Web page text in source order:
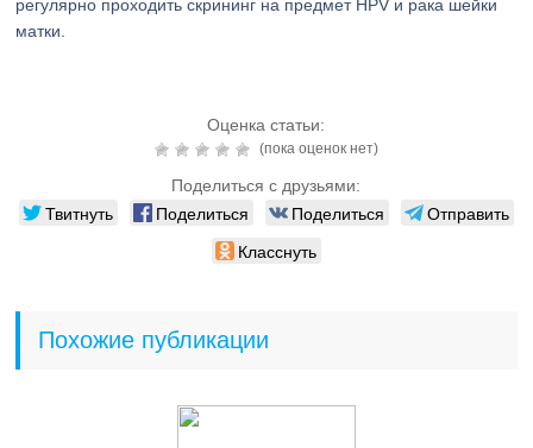
регулярно проходить скрининг на предмет HPV и рака шейки
матки.
Оценка статьи:
(пока оценок нет)
Поделиться с друзьями:
Твитнуть Поделиться Поделиться
Отправить
Класснуть
Похожие публикации